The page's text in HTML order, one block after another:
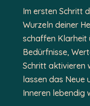
Im ersten Schritt
Wurzeln deiner
schaffen Klarheit
Bedürfnisse,
Schritt aktivieren
lassen das Neue
Inneren lebendig